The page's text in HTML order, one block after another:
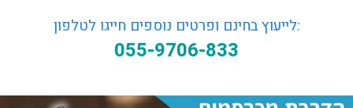
לייעוץ בחינם ופרטים נוספים חייגו לטלפון:
055-9706-833